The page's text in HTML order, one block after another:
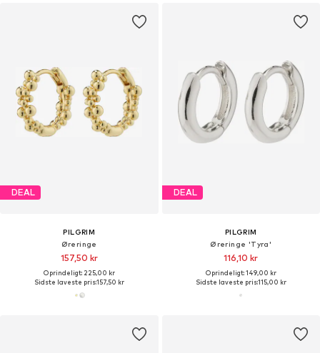
DEAL
PILGRIM
Øreringe
157,50 kr
Oprindeligt: 225,00 kr
Sidste laveste pris:157,50 kr
DEAL
PILGRIM
Øreringe 'Tyra'
116,10 kr
Oprindeligt: 149,00 kr
Sidste laveste pris:115,00 kr